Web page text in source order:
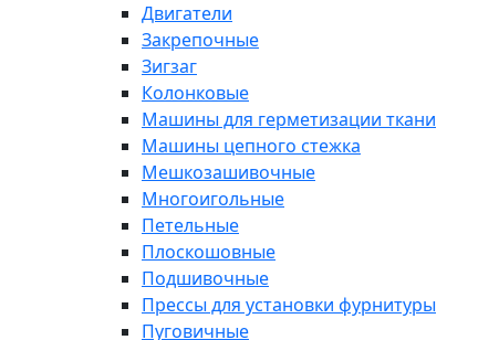
Двигатели
Закрепочные
Зигзаг
Колонковые
Машины для герметизации ткани
Машины цепного стежка
Мешкозашивочные
Многоигольные
Петельные
Плоскошовные
Подшивочные
Прессы для установки фурнитуры
Пуговичные